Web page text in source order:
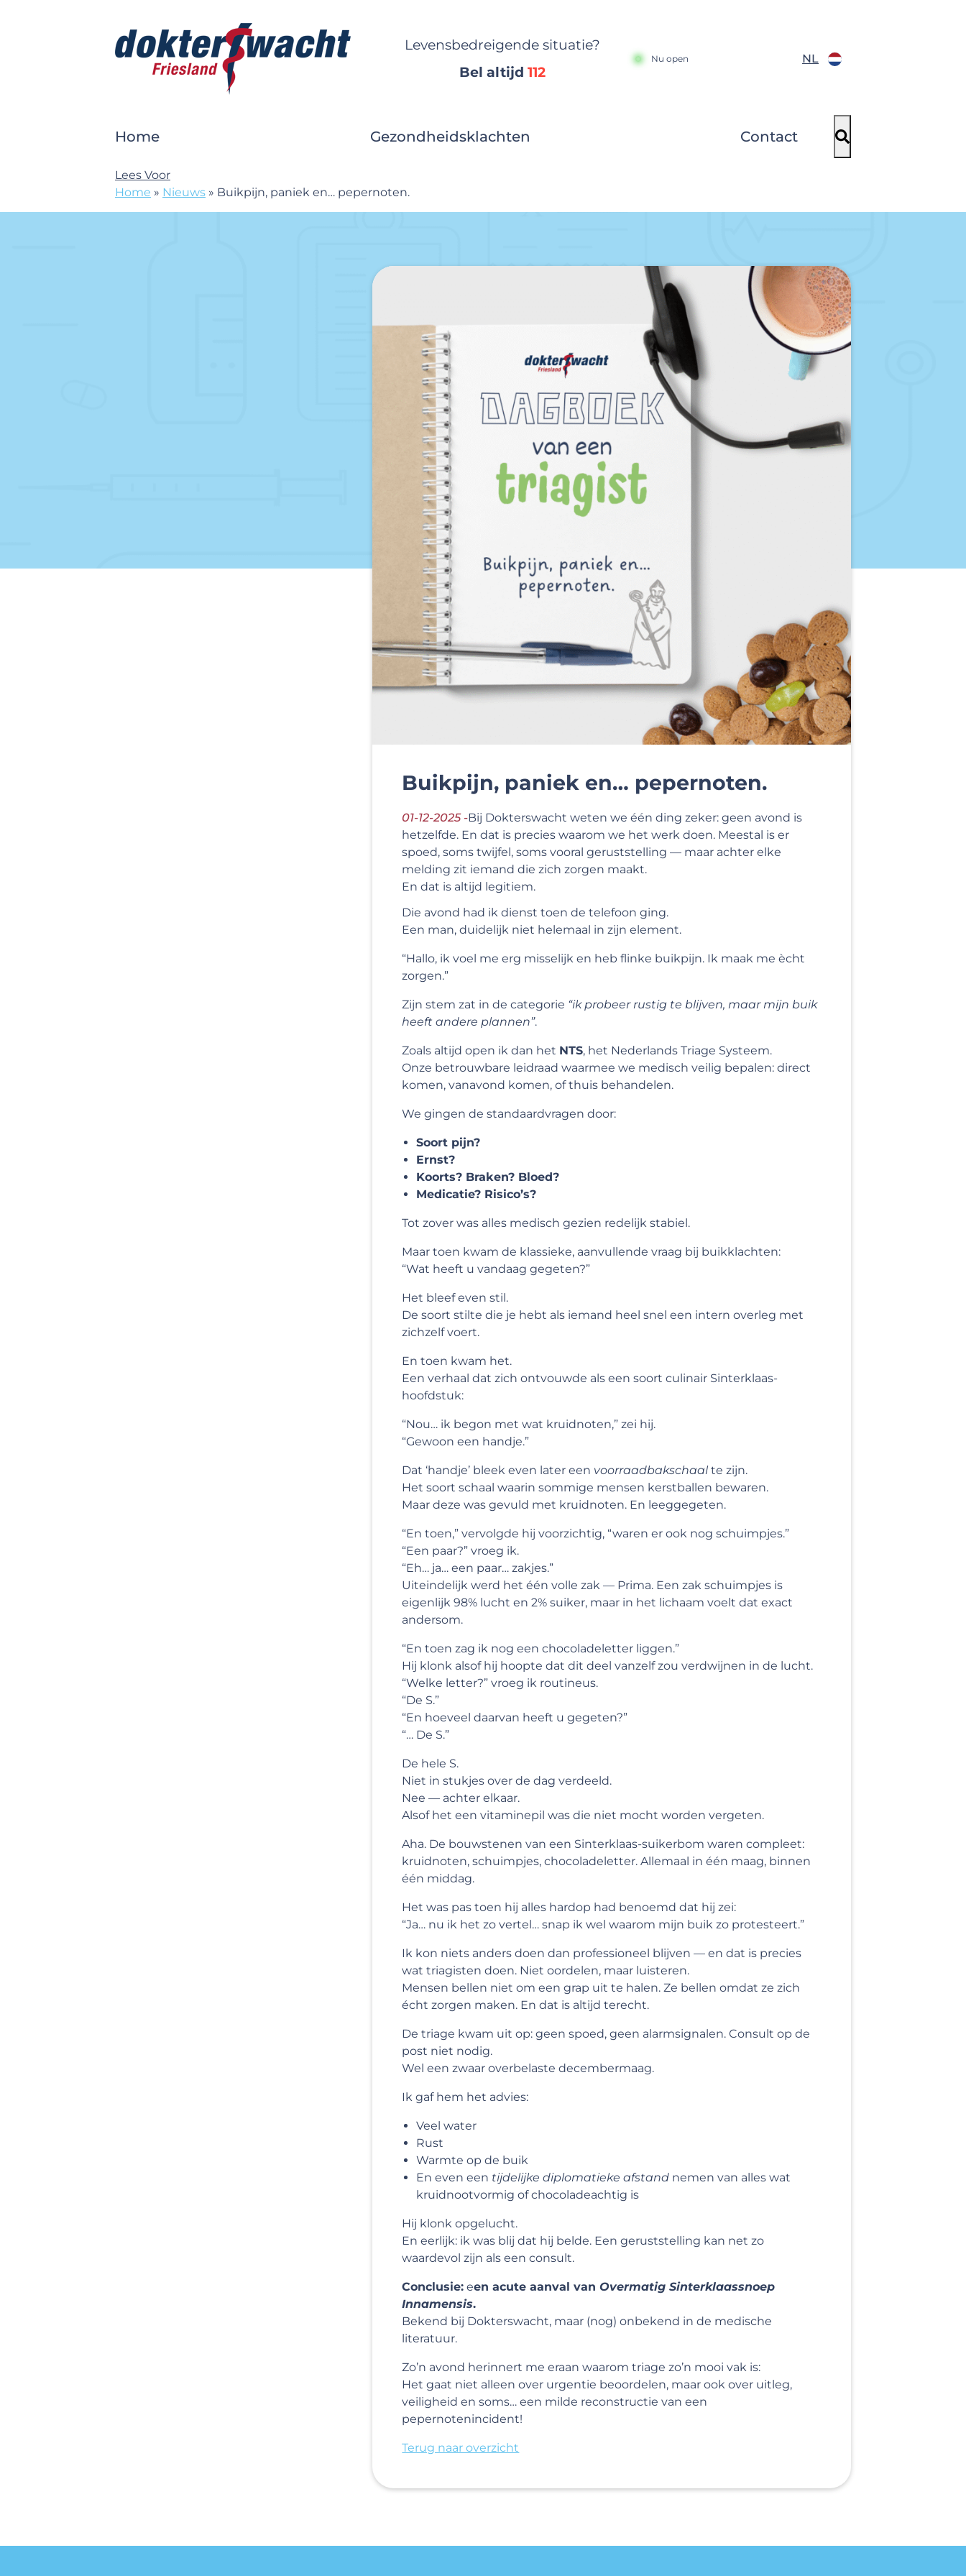
Levensbedreigende situatie?
Bel altijd 112
Nu open NL
Home Gezondheidsklachten Contact
Lees Voor
Home » Nieuws » Buikpijn, paniek en… pepernoten.
Buikpijn, paniek en… pepernoten.
01-12-2025 -Bij Dokterswacht weten we één ding zeker: geen avond is
hetzelfde. En dat is precies waarom we het werk doen. Meestal is er
spoed, soms twijfel, soms vooral geruststelling — maar achter elke
melding zit iemand die zich zorgen maakt.
En dat is altijd legitiem.
Die avond had ik dienst toen de telefoon ging.
Een man, duidelijk niet helemaal in zijn element.
“Hallo, ik voel me erg misselijk en heb flinke buikpijn. Ik maak me ècht
zorgen.”
Zijn stem zat in de categorie “ik probeer rustig te blijven, maar mijn buik
heeft andere plannen”.
Zoals altijd open ik dan het NTS, het Nederlands Triage Systeem.
Onze betrouwbare leidraad waarmee we medisch veilig bepalen: direct
komen, vanavond komen, of thuis behandelen.
We gingen de standaardvragen door:
Soort pijn?
Ernst?
Koorts? Braken? Bloed?
Medicatie? Risico’s?
Tot zover was alles medisch gezien redelijk stabiel.
Maar toen kwam de klassieke, aanvullende vraag bij buikklachten:
“Wat heeft u vandaag gegeten?”
Het bleef even stil.
De soort stilte die je hebt als iemand heel snel een intern overleg met
zichzelf voert.
En toen kwam het.
Een verhaal dat zich ontvouwde als een soort culinair Sinterklaas-
hoofdstuk:
“Nou… ik begon met wat kruidnoten,” zei hij.
“Gewoon een handje.”
Dat ‘handje’ bleek even later een voorraadbakschaalte zijn.
Het soort schaal waarin sommige mensen kerstballen bewaren.
Maar deze was gevuld met kruidnoten. En leeggegeten.
“En toen,” vervolgde hij voorzichtig, “waren er ook nog schuimpjes.”
“Een paar?” vroeg ik.
“Eh… ja… een paar… zakjes.”
Uiteindelijk werd het één volle zak — Prima. Een zak schuimpjes is
eigenlijk 98% lucht en 2% suiker, maar in het lichaam voelt dat exact
andersom.
“En toen zag ik nog een chocoladeletter liggen.”
Hij klonk alsof hij hoopte dat dit deel vanzelf zou verdwijnen in de lucht.
“Welke letter?” vroeg ik routineus.
“De S.”
“En hoeveel daarvan heeft u gegeten?”
“… De S.”
De hele S.
Niet in stukjes over de dag verdeeld.
Nee — achter elkaar.
Alsof het een vitaminepil was die niet mocht worden vergeten.
Aha. De bouwstenen van een Sinterklaas-suikerbom waren compleet:
kruidnoten, schuimpjes, chocoladeletter. Allemaal in één maag, binnen
één middag.
Het was pas toen hij alles hardop had benoemd dat hij zei:
“Ja… nu ik het zo vertel… snap ik wel waarom mijn buik zo protesteert.”
Ik kon niets anders doen dan professioneel blijven — en dat is precies
wat triagisten doen. Niet oordelen, maar luisteren.
Mensen bellen niet om een grap uit te halen. Ze bellen omdat ze zich
écht zorgen maken. En dat is altijd terecht.
De triage kwam uit op: geen spoed, geen alarmsignalen. Consult op de
post niet nodig.
Wel een zwaar overbelaste decembermaag.
Ik gaf hem het advies:
Veel water
Rust
Warmte op de buik
En even een tijdelijke diplomatieke afstand nemen van alles wat
kruidnootvormig of chocoladeachtig is
Hij klonk opgelucht.
En eerlijk: ik was blij dat hij belde. Een geruststelling kan net zo
waardevol zijn als een consult.
Conclusie: een acute aanval vanOvermatig Sinterklaassnoep
Innamensis.
Bekend bij Dokterswacht, maar (nog) onbekend in de medische
literatuur.
Zo’n avond herinnert me eraan waarom triage zo’n mooi vak is:
Het gaat niet alleen over urgentie beoordelen, maar ook over uitleg,
veiligheid en soms… een milde reconstructie van een
pepernotenincident!
Terug naar overzicht